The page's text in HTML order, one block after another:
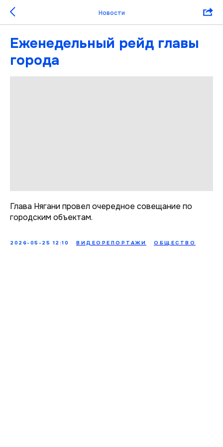
Новости
Еженедельный рейд главы
города
Глава Нягани провел очередное совещание по
городским объектам.
2026-05-25 12:10 ВИДЕОРЕПОРТАЖИ ОБЩЕСТВО